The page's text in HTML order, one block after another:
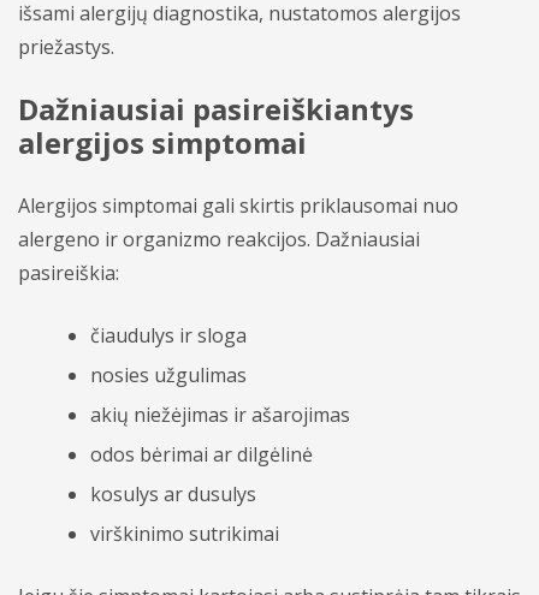
BDAR
Akušerija ir ginekologija
Chirurgija
Dermatovenerologija
Endokrinologija
Kardiologija
Koloproktologija
Dovanų kuponai
Akcijos
išsami alergijų diagnostika, nustatomos alergijos
priežastys.
Dažniausiai pasireiškiantys
alergijos simptomai
Alergijos simptomai gali skirtis priklausomai nuo
alergeno ir organizmo reakcijos. Dažniausiai
pasireiškia:
čiaudulys ir sloga
nosies užgulimas
akių niežėjimas ir ašarojimas
odos bėrimai ar dilgėlinė
kosulys ar dusulys
virškinimo sutrikimai